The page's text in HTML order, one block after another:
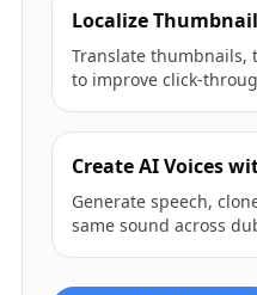
Localize
Translate thumbnails,
to improve click-
Create AI Voices
Generate speech,
same sound across